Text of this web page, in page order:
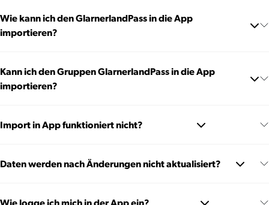
Wie kann ich den GlarnerlandPass in die App
importieren?
Kann ich den Gruppen GlarnerlandPass in die App
importieren?
Import in App funktioniert nicht?
Daten werden nach Änderungen nicht aktualisiert?
Wie logge ich mich in der App ein?